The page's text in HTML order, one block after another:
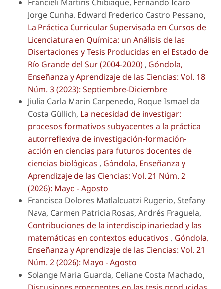
Francieli Martins Chibiaque, Fernando Icaro
Jorge Cunha, Edward Frederico Castro Pessano,
La Práctica Curricular Supervisada en Cursos de
Licenciatura en Química: un Análisis de las
Disertaciones y Tesis Producidas en el Estado de
Río Grande del Sur (2004-2020) , Góndola,
Enseñanza y Aprendizaje de las Ciencias: Vol. 18
Núm. 3 (2023): Septiembre-Diciembre
Jiulia Carla Marin Carpenedo, Roque Ismael da
Costa Güllich, La necesidad de investigar:
procesos formativos subyacentes a la práctica
autorreflexiva de investigación-formación-
acción en ciencias para futuros docentes de
ciencias biológicas , Góndola, Enseñanza y
Aprendizaje de las Ciencias: Vol. 21 Núm. 2
(2026): Mayo - Agosto
Francisca Dolores Matlalcuatzi Rugerio, Stefany
Nava, Carmen Patricia Rosas, Andrés Fraguela,
Contribuciones de la interdisciplinariedad y las
matemáticas en contextos educativos , Góndola,
Enseñanza y Aprendizaje de las Ciencias: Vol. 21
Núm. 2 (2026): Mayo - Agosto
Solange Maria Guarda, Celiane Costa Machado,